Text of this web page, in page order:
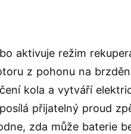
aktivuje režim
z pohonu na
kola a vytváří
přijatelný proud
zda může baterie